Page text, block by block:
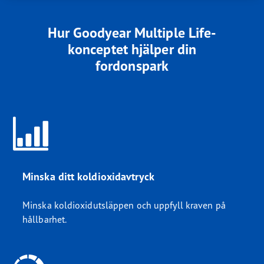
Hur Goodyear Multiple Life-
konceptet hjälper din
fordonspark
Minska ditt koldioxidavtryck
Minska koldioxidutsläppen och uppfyll kraven på
hållbarhet.